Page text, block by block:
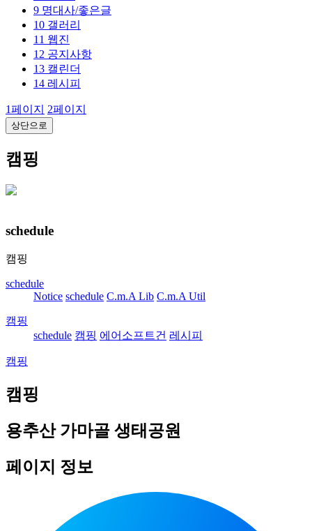
9 명대사/좋은글
10 갤러리
11 웹진
12 공지사항
13 캘린더
14 레시피
1페이지 2페이지
상단으로
캠핑
schedule
캠핑
schedule
Notice schedule C.m.A Lib C.m.A Util
캠핑
schedule 캠핑 에어소프트건 레시피
캠핑
캠핑
용추산 가마골 생태공원
페이지 정보